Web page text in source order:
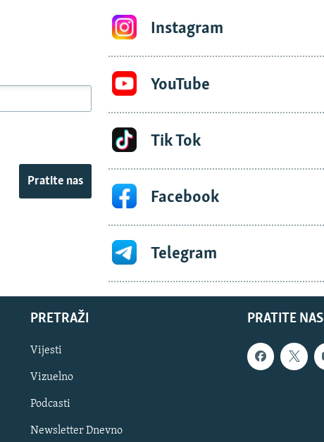
Pratite nas
Instagram
YouTube
Tik Tok
Facebook
Telegram
PRATITE NAS
PRETRAŽI
Vijesti
Vizuelno
Podcasti
Newsletter Dnevno